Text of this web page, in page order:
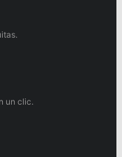
un clic.